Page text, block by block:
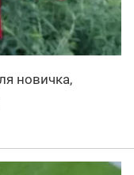
новичка,